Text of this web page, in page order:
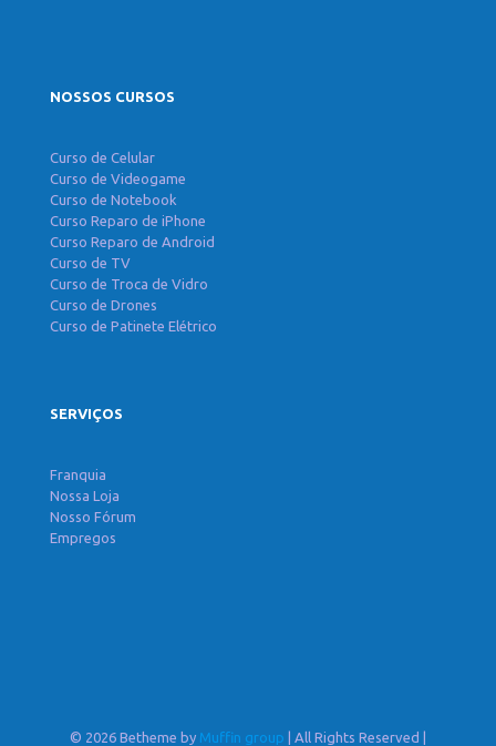
NOSSOS CURSOS
Curso de Celular
Curso de Videogame
Curso de Notebook
Curso Reparo de iPhone
Curso Reparo de Android
Curso de TV
Curso de Troca de Vidro
Curso de Drones
Curso de Patinete Elétrico
SERVIÇOS
Franquia
Nossa Loja
Nosso Fórum
Empregos
© 2026 Betheme by Muffin group | All Rights Reserved |